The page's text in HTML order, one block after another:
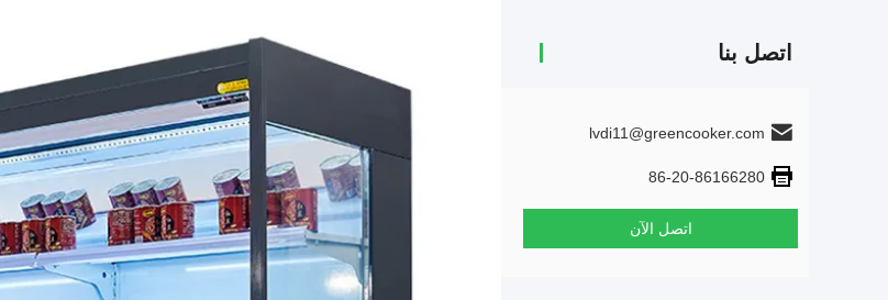
اتصل بنا
lvdi11@greencooker.com
86-20-86166280
اتصل الآن